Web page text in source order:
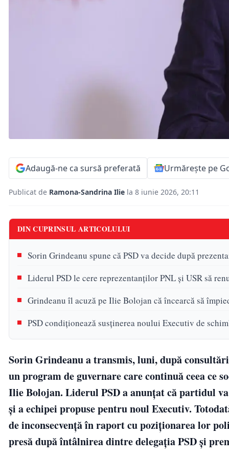
Adaugă-ne ca sursă preferată Urmărește pe
Publicat de Ramona-Sandrina Ilie la 8 iunie 2026, 20:11
DIN CUPRINSUL ARTICOLULUI
Sorin Grindeanu spune că PSD va decide după
Liderul PSD le cere reprezentanților PNL și USR să
Grindeanu îl acuză pe Ilie Bolojan că încearcă să
PSD condiționează susținerea noului Executiv de
Sorin Grindeanu a transmis, luni, după
un program de guvernare care continuă ceea ce
Ilie Bolojan. Liderul PSD a anunțat că partidul
și a echipei propuse pentru noul Executiv.
de inconsecvență în raport cu poziționarea lor
presă după întâlnirea dintre delegația PSD și